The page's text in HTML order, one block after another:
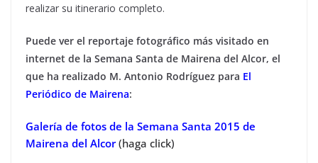
realizar su itinerario completo.
Puede ver el reportaje fotográfico más visitado en
internet de la Semana Santa de Mairena del Alcor, el
que ha realizado M. Antonio Rodríguez para El
Periódico de Mairena:
Galería de fotos de la Semana Santa 2015 de
Mairena del Alcor(haga click)